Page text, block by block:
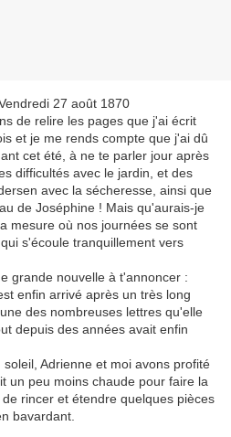
27 août 1870
de relire les pages que j'ai écrit
et je me rends compte que j'ai dû
cet été, à ne te parler jour après
difficultés avec le jardin, et des
avec la sécheresse, ainsi que
de Joséphine ! Mais qu'aurais-je
mesure où nos journées se sont
s'écoule tranquillement vers
grande nouvelle à t'annoncer :
enfin arrivé après un très long
des nombreuses lettres qu'elle
depuis des années avait enfin
Adrienne et moi avons profité
un peu moins chaude pour faire la
rincer et étendre quelques pièces
bavardant.